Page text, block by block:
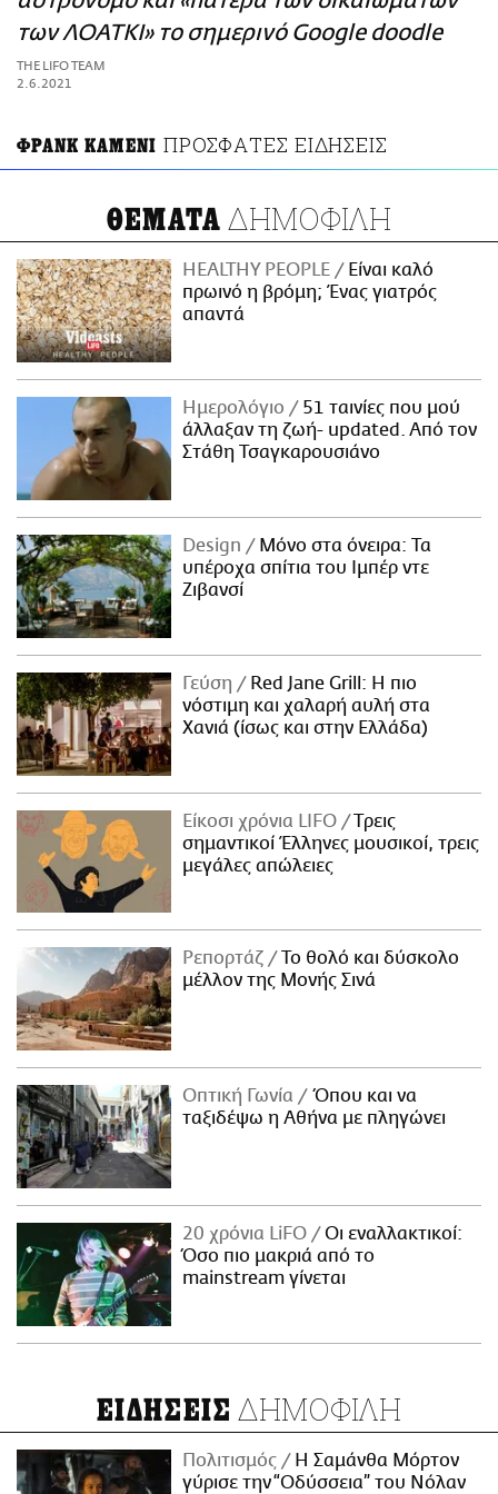
ΑΜΠΑ
PRINT
των ΛΟΑΤΚΙ» το σημερινό Google doodle
THE LIFO TEAM
2.6.2021
ΦΡΑΝΚ ΚΑΜΕΝΙ ΠΡΟΣΦΑΤΕΣ ΕΙΔΗΣΕΙΣ
ΘΕΜΑΤΑ ΔΗΜΟΦΙΛΗ
HEALTHY PEOPLE
Είναι καλό
πρωινό η βρόμη; Ένας γιατρός
απαντά
Ημερολόγιο
51 ταινίες που μού
άλλαξαν τη ζωή- updated. Aπό τον
Στάθη Τσαγκαρουσιάνο
Design
Μόνο στα όνειρα: Τα
υπέροχα σπίτια του Ιμπέρ ντε
Ζιβανσί
Γεύση
Red Jane Grill: Η πιο
νόστιμη και χαλαρή αυλή στα
Χανιά (ίσως και στην Ελλάδα)
Είκοσι χρόνια LIFO
Tρεις
σημαντικοί Έλληνες μουσικοί, τρεις
μεγάλες απώλειες
Ρεπορτάζ
Το θολό και δύσκολο
μέλλον της Μονής Σινά
Οπτική Γωνία
Όπου και να
ταξιδέψω η Αθήνα με πληγώνει
20 χρόνια LiFO
Οι εναλλακτικοί:
Όσο πιο μακριά από το
mainstream γίνεται
ΕΙΔΗΣΕΙΣ ΔΗΜΟΦΙΛΗ
Πολιτισμός
Η Σαμάνθα Μόρτον
γύρισε την “Οδύσσεια” του Νόλαν